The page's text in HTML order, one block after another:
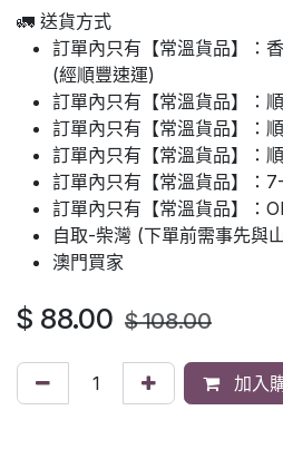
🚛 送貨方式
訂單內只有【常溫貨品】：
(經順豐速運)
訂單內只有【常溫貨品】：
訂單內只有【常溫貨品】：
訂單內只有【常溫貨品】：
訂單內只有【常溫貨品】：
訂單內只有【常溫貨品】：
自取-柴灣 (下單前需事先與
澳門買家
$ 88.00 $108.00
加入